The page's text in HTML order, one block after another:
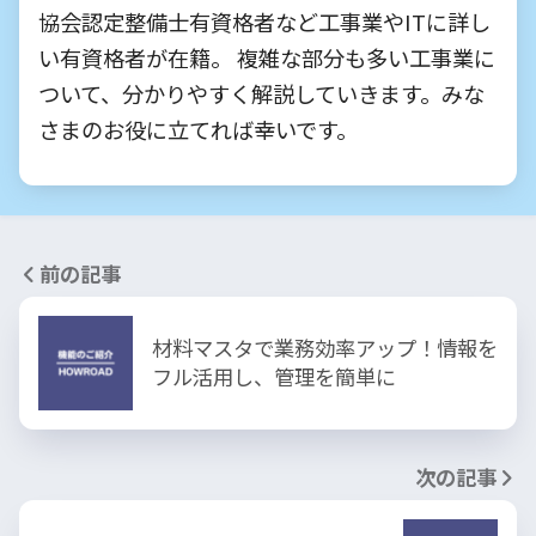
協会認定整備士有資格者など工事業やITに詳し
い有資格者が在籍。 複雑な部分も多い工事業に
ついて、分かりやすく解説していきます。みな
さまのお役に立てれば幸いです。
前の記事
材料マスタで業務効率アップ！情報を
フル活用し、管理を簡単に
次の記事